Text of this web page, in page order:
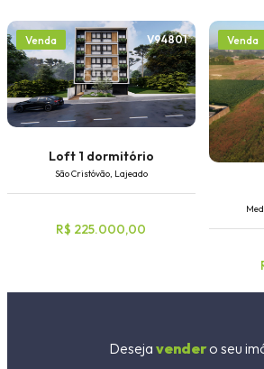
Venda V94801
Loft 1 dormitório
São Cristóvão, Lajeado
R$ 225.000,00
Venda
Deseja vendero seu